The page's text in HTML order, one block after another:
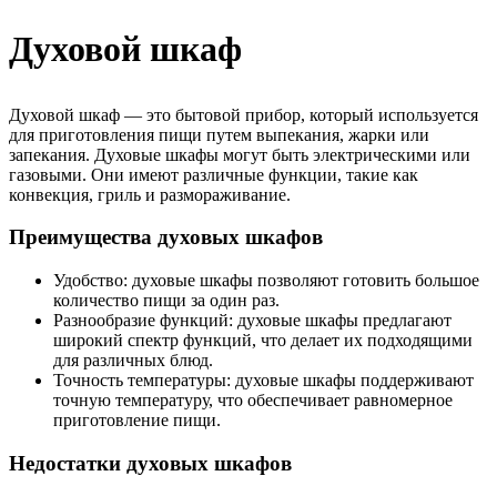
Духовой шкаф
Духовой шкаф — это бытовой прибор, который используется
для приготовления пищи путем выпекания, жарки или
запекания. Духовые шкафы могут быть электрическими или
газовыми. Они имеют различные функции, такие как
конвекция, гриль и размораживание.
Преимущества духовых шкафов
Удобство: духовые шкафы позволяют готовить большое
количество пищи за один раз.
Разнообразие функций: духовые шкафы предлагают
широкий спектр функций, что делает их подходящими
для различных блюд.
Точность температуры: духовые шкафы поддерживают
точную температуру, что обеспечивает равномерное
приготовление пищи.
Недостатки духовых шкафов